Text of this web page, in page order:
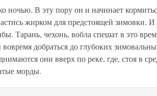
ночью. В эту пору он и начинает
жирком для предстоящей зимовки. И
Тарань, чехонь, вобла спешат в это
добраться до глубоких
они вверх по реке, где, стоя в
морды.